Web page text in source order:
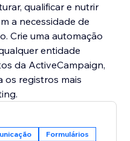
qualificar e nutrir
a necessidade de
Crie uma automação
entidade
da ActiveCampaign,
os registros mais
Formulários